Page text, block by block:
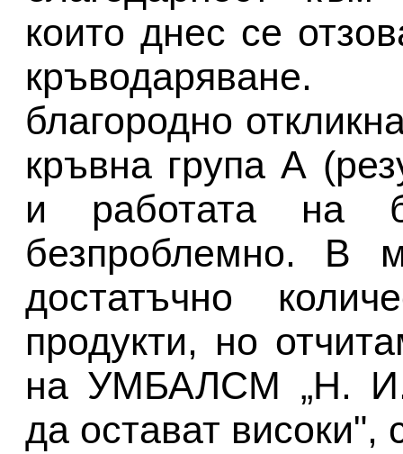
които днес се
благородно
кръвна група А
и работата на
безпроблемно. В
достатъчно
продукти, но
на УМБАЛСМ „Н. И.
да остават